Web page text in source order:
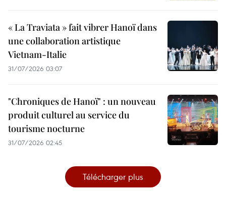
« La Traviata » fait vibrer Hanoï dans
une collaboration artistique
Vietnam-Italie
31/07/2026 03:07
"Chroniques de Hanoï" : un nouveau
produit culturel au service du
tourisme nocturne
31/07/2026 02:45
Télécharger plus